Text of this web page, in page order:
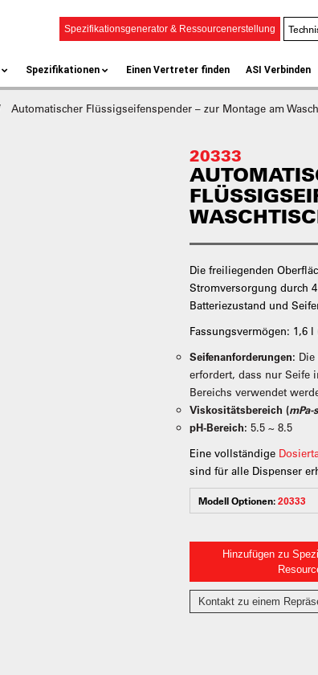
Spezifikationsgenerator & Ressourcenerstellung
Spezifikationen Einen Vertreter finden ASI Verbinden
Automatischer Flüssigseifenspender – zur Montage am
20333
Die freiliegenden
Stromversorgung durch
Batteriezustand und
Fassungsvermögen: 1,6 l
Seifenanforderungen:
erfordert, dass nur Seife
Bereichs verwendet
Viskositätsbereich (mPa-s
pH-Bereich: 5.5 ~ 8.5
Eine vollständige
sind für alle Dispenser
Modell Optionen:20333
Hinzufügen zu
Kontakt zu einem